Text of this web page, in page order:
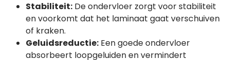
Stabiliteit: De ondervloer zorgt voor stabiliteit
en voorkomt dat het laminaat gaat verschuiven
of kraken.
Geluidsreductie: Een goede ondervloer
absorbeert loopgeluiden en vermindert